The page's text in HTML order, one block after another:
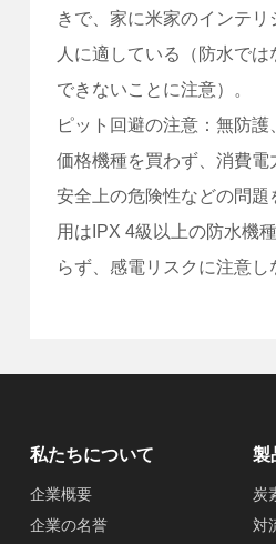
きで、家に米家のインテリ
人に適している（防水では
できないことに注意）。
ピット回避の注意：無防
価格機種を買わず、消費電
安全上の危険性などの問題
用はIPX 4級以上の防水機
らず、感電リスクに注意し
私たちについて
企業概要
企業の名誉
製
炭
対